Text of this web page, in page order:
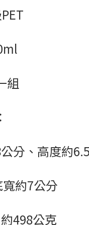
組
分、高度約
約7公分
498公克